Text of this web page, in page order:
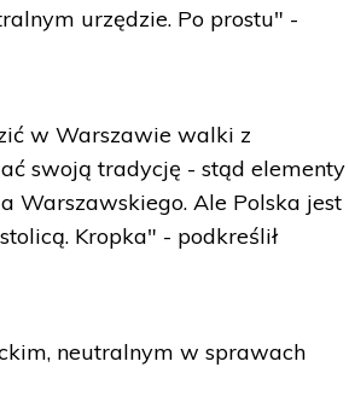
urzędzie. Po prostu" -
w Warszawie walki z
swoją tradycję - stąd elementy
Warszawskiego. Ale Polska jest
Kropka" - podkreślił
neutralnym w sprawach